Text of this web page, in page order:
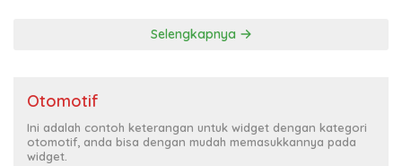
Selengkapnya
Otomotif
Ini adalah contoh keterangan untuk widget dengan kategori
otomotif, anda bisa dengan mudah memasukkannya pada
widget.